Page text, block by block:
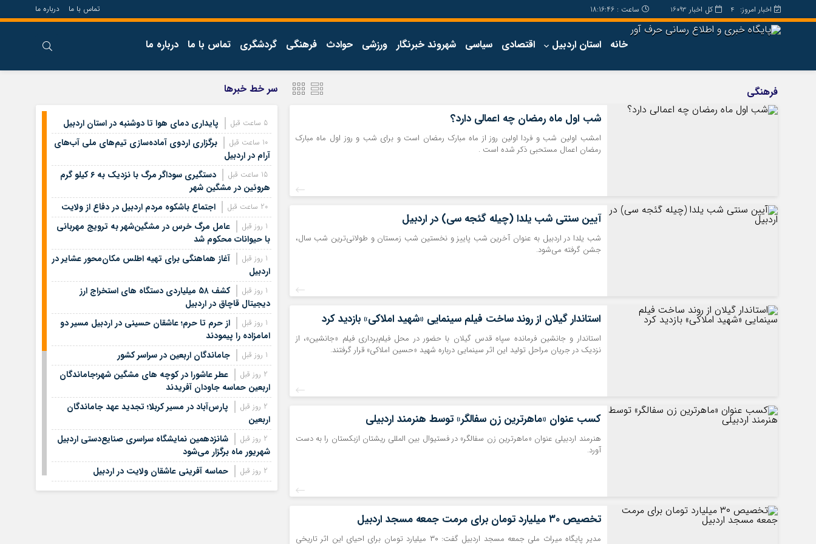
کل اخبار 16093 اخبار امروز: 4 ساعت : 18:16:46 تماس با ما درباره ما
خانه استان اردبیل اقتصادی سیاسی شهروند خبرنگار ورزشی حوادث فرهنگی گردشگری تماس با ما درباره ما
فرهنگی
شب اول ماه رمضان چه اعمالی دارد؟
امشب اولین شب و فردا اولین روز از ماه مبارک رمضان است و برای شب و روز اول ماه مبارک
رمضان اعمال مستحبی ذکر شده است .
آیین سنتی شب یلدا (چیله گئجه سی) در اردبیل
شب یلدا در اردبیل به عنوان آخرین شب پاییز و نخستین شب زمستان و طولانی‌ترین شب سال،
جشن گرفته می‌شود.
استاندار گیلان از روند ساخت فیلم سینمایی «شهید املاکی» بازدید کرد
استاندار و جانشین فرمانده سپاه قدس گیلان با حضور در محل فیلم‌برداری فیلم «جانشین»، از
نزدیک در جریان مراحل تولید این اثر سینمایی درباره شهید «حسین املاکی» قرار گرفتند.
کسب عنوان «ماهرترین زن سفالگر» توسط هنرمند اردبیلی
هنرمند اردبیلی عنوان «ماهرترین زن سفالگر» در فستیوال بین المللی ریشتان ازبکستان را به دست
آورد.
تخصیص ۳۰ میلیارد تومان برای مرمت جمعه مسجد اردبیل
مدیر پایگاه میراث ملی جمعه مسجد اردبیل گفت: ۳۰ میلیارد تومان برای احیای این اثر تاریخی
سر خط خبرها
5 ساعت قبل پایداری دمای هوا تا دوشنبه در استان اردبیل
10 ساعت قبل
برگزاری اردوی آماده‌سازی تیم‌های ملی آب‌های
آرام در اردبیل
15 ساعت قبل
دستگیری سوداگر مرگ با نزدیک به ۶ کیلو گرم
هروئین در مشگین شهر
20 ساعت قبل اجتماع باشکوه مردم اردبیل در دفاع از ولایت
عامل مرگ خرس در مشگین‌شهر به ترویج مهربانی
با حیوانات محکوم شد
آغاز هماهنگی برای تهیه اطلس مکان‌محور عشایر در
اردبیل
کشف ۵۸ میلیاردی دستگاه های استخراج ارز
دیجیتال قاچاق در اردبیل
از حرم تا حرم؛ عاشقان حسینی در اردبیل مسیر دو
امامزاده را پیمودند
جاماندگان اربعین در سراسر کشور
عطر عاشورا در کوچه های مشگین شهر؛جاماندگان
اربعین حماسه جاودان آفریدند
پارس‌آباد در مسیر کربلا؛ تجدید عهد جاماندگان
اربعین
شانزدهمین نمایشگاه سراسری صنایع‌دستی اردبیل
شهریور ماه برگزار می‌شود
حماسه آفرینی عاشقان ولایت در اردبیل
2 روز قبل تولید انرژی پاک فرصت طلایی برای نمین